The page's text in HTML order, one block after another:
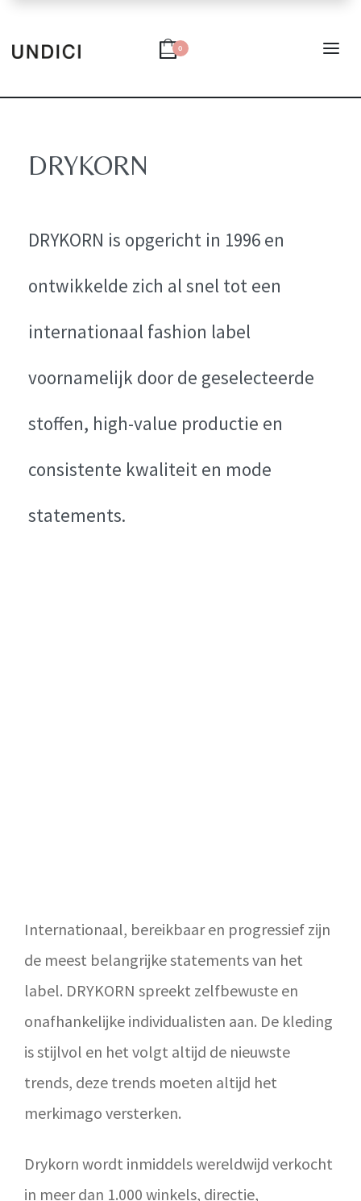
0
DRYKORN
DRYKORN is opgericht in 1996 en
ontwikkelde zich al snel tot een
internationaal fashion label
voornamelijk door de geselecteerde
stoffen, high-value productie en
consistente kwaliteit en mode
statements.
Internationaal, bereikbaar en progressief zijn
de meest belangrijke statements van het
label. DRYKORN spreekt zelfbewuste en
onafhankelijke individualisten aan. De kleding
is stijlvol en het volgt altijd de nieuwste
trends, deze trends moeten altijd het
merkimago versterken.
Drykorn wordt inmiddels wereldwijd verkocht
in meer dan 1.000 winkels, directie,